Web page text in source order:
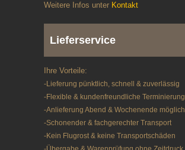
Weitere Infos unter Kontakt
Lieferservice
Ihre Vorteile:
-Lieferung pünktlich, schnell & zuverlässig
-Flexible & kundenfreundliche Terminierung
-Anlieferung Abend & Wochenende möglich
-Schonender & fachgerechter Transport
-Kein Flugrost & keine Transportschäden